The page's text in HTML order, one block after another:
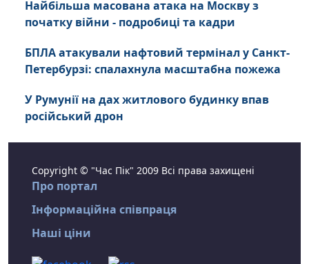
Найбільша масована атака на Москву з
початку війни - подробиці та кадри
БПЛА атакували нафтовий термінал у Санкт-
Петербурзі: спалахнула масштабна пожежа
У Румунії на дах житлового будинку впав
російський дрон
Copyright © "Час Пік" 2009 Всі права захищені
Про портал
Інформаційна співпраця
Наші ціни